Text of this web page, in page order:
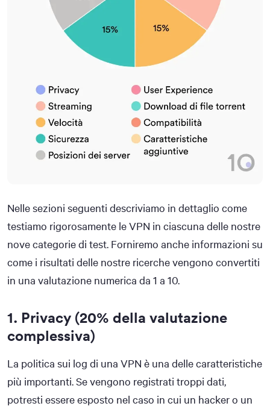
Nelle sezioni seguenti descriviamo in dettaglio come
testiamo rigorosamente le VPN in ciascuna delle nostre
nove categorie di test. Forniremo anche informazioni su
come i risultati delle nostre ricerche vengono convertiti
in una valutazione numerica da 1 a 10.
1. Privacy (20% della valutazione
complessiva)
La politica sui log di una VPN è una delle caratteristiche
più importanti. Se vengono registrati troppi dati,
potresti essere esposto nel caso in cui un hacker o un